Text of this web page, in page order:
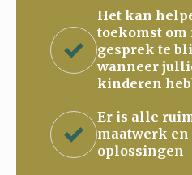
Het kan
toekomst
gesprek te
wanneer
kinderen
Er is alle
maatwerk en
oplossingen